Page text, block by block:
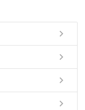
chevron_right
chevron_right
chevron_right
chevron_right